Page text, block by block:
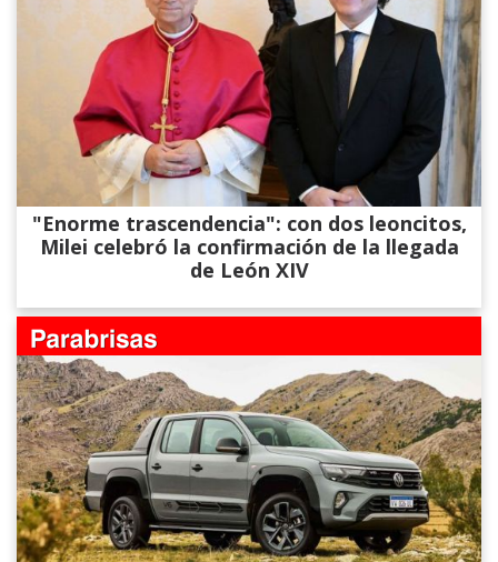
"Enorme trascendencia": con dos leoncitos,
Milei celebró la confirmación de la llegada
de León XIV